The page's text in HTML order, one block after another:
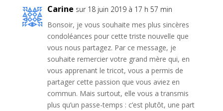
Carine sur 18 juin 2019 à 17 h 57 min
Bonsoir, je vous souhaite mes plus sincères
condoléances pour cette triste nouvelle que
vous nous partagez. Par ce message, je
souhaite remercier votre grand mère qui, en
vous apprenant le tricot, vous a permis de
partager cette passion que vous aviez en
commun. Mais surtout, elle vous a transmis
plus qu’un passe-temps : c’est plutôt, une part